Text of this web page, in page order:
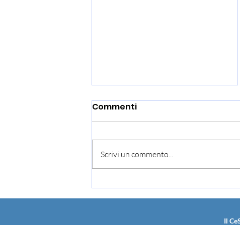
Studio dell’Università di
Padova: “Tratti di
Commenti
Scrivi un commento...
Il